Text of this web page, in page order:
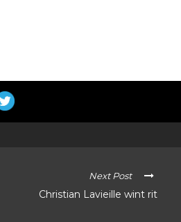
Next Post
Christian Lavieille wint rit